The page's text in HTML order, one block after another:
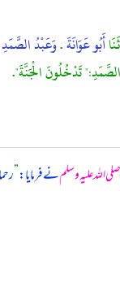
أَبُو عَوَانَةَ.وَعَبْدُ الصَّمَدِ
تَدْخُلُونَ الْجَنَّةَ".
صلی اللہ علیہ وسلمنے فرمایا:”